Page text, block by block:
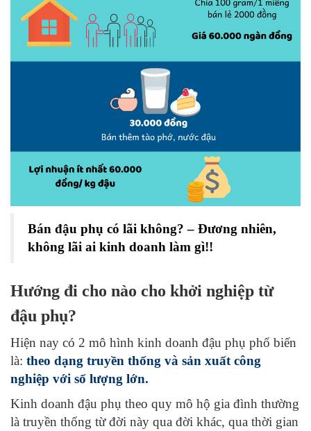
Bán đậu phụ có lãi không? – Đương nhiên,
không lãi ai kinh doanh làm gì!!
Hướng đi cho nào cho khởi nghiệp từ
đậu phụ?
Hiện nay có 2 mô hình kinh doanh đậu phụ phổ biến
là: theo dạng truyền thống và sản xuất công
nghiệp với số lượng lớn.
Kinh doanh đậu phụ theo quy mô hộ gia đình thường
là truyền thống từ đời này qua đời khác, qua thời gian